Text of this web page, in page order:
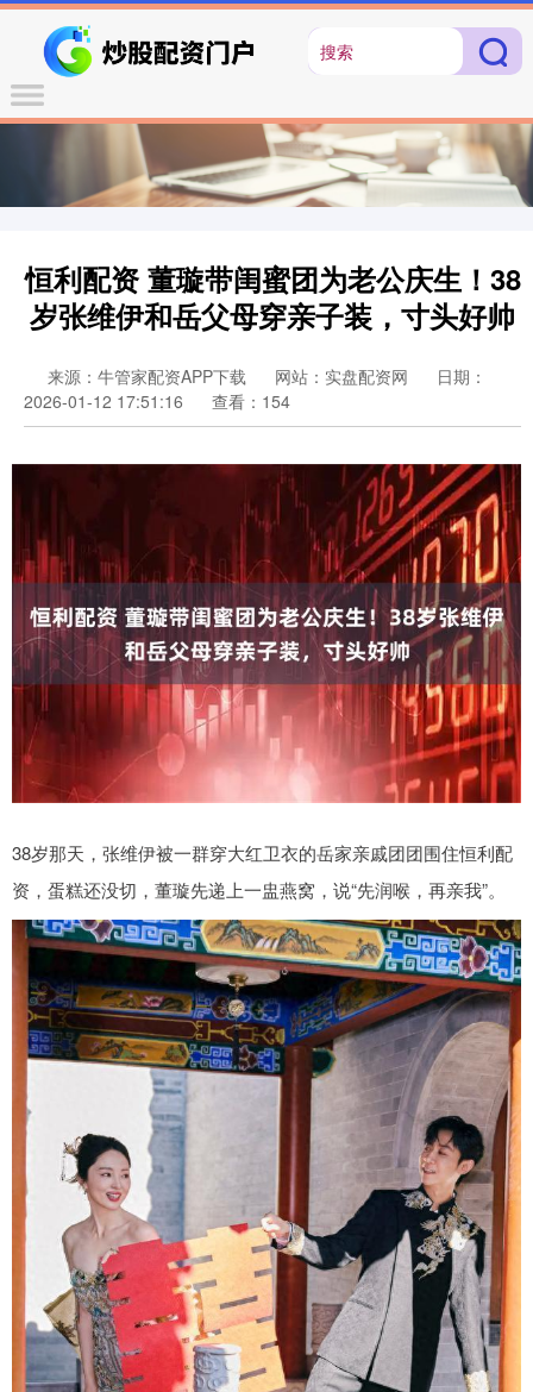
恒利配资 董璇带闺蜜团为老公庆生！38
岁张维伊和岳父母穿亲子装，寸头好帅
来源：牛管家配资APP下载 网站：实盘配资网
日期：
2026-01-12 17:51:16
查看：154
38岁那天，张维伊被一群穿大红卫衣的岳家亲戚团团围住恒利配
资，蛋糕还没切，董璇先递上一盅燕窝，说“先润喉，再亲我”。